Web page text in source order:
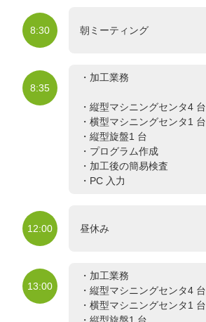
8:30 朝ミーティング
8:35
・加工業務
・縦型マシニングセンタ4 台
・横型マシニングセンタ1 台
・縦型旋盤1 台
・プログラム作成
・加工後の簡易検査
・PC 入力
12:00 昼休み
13:00
・加工業務
・縦型マシニングセンタ4 台
・横型マシニングセンタ1 台